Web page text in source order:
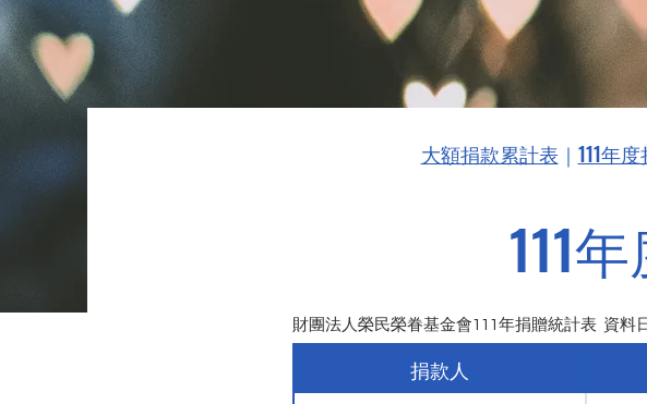
大額捐款累計表 ｜ 111年
111
財團法人榮民榮眷基金會111年捐贈統計表 資料
捐款人